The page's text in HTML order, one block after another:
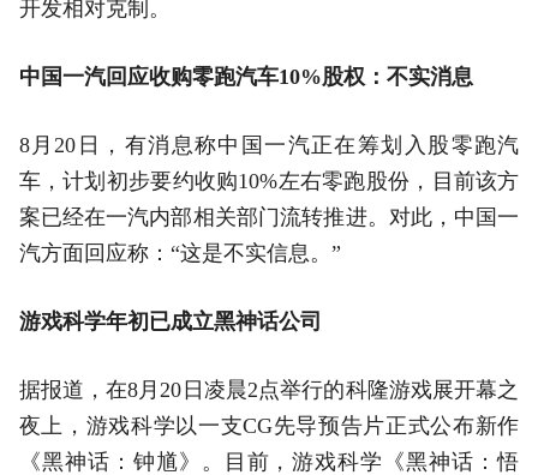
开发相对克制。
中国一汽回应收购零跑汽车10%股权：不实消息
8月20日，有消息称中国一汽正在筹划入股零跑汽
车，计划初步要约收购10%左右零跑股份，目前该方
案已经在一汽内部相关部门流转推进。对此，中国一
汽方面回应称：“这是不实信息。”
游戏科学年初已成立黑神话公司
据报道，在8月20日凌晨2点举行的科隆游戏展开幕之
夜上，游戏科学以一支CG先导预告片正式公布新作
《黑神话：钟馗》。目前，游戏科学《黑神话：悟